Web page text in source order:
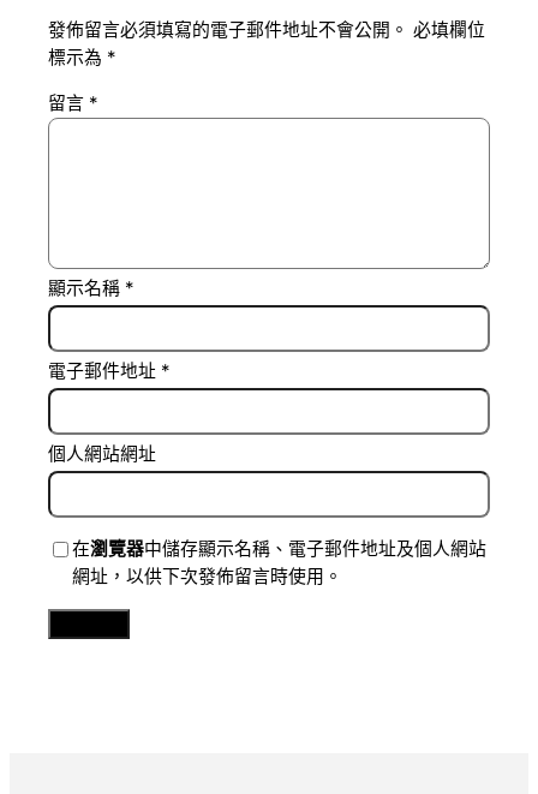
發佈留言必須填寫的電子郵件地址不會公開。 必填欄位
標示為 *
留言 *
顯示名稱 *
電子郵件地址 *
個人網站網址
在瀏覽器中儲存顯示名稱、電子郵件地址及個人網站
網址，以供下次發佈留言時使用。